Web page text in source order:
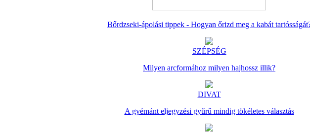
Bőrdzseki-ápolási tippek - Hogyan őrizd meg a kabát
SZÉPSÉG
Milyen arcformához milyen hajhossz illik?
DIVAT
A gyémánt eljegyzési gyűrű mindig tökéletes választás